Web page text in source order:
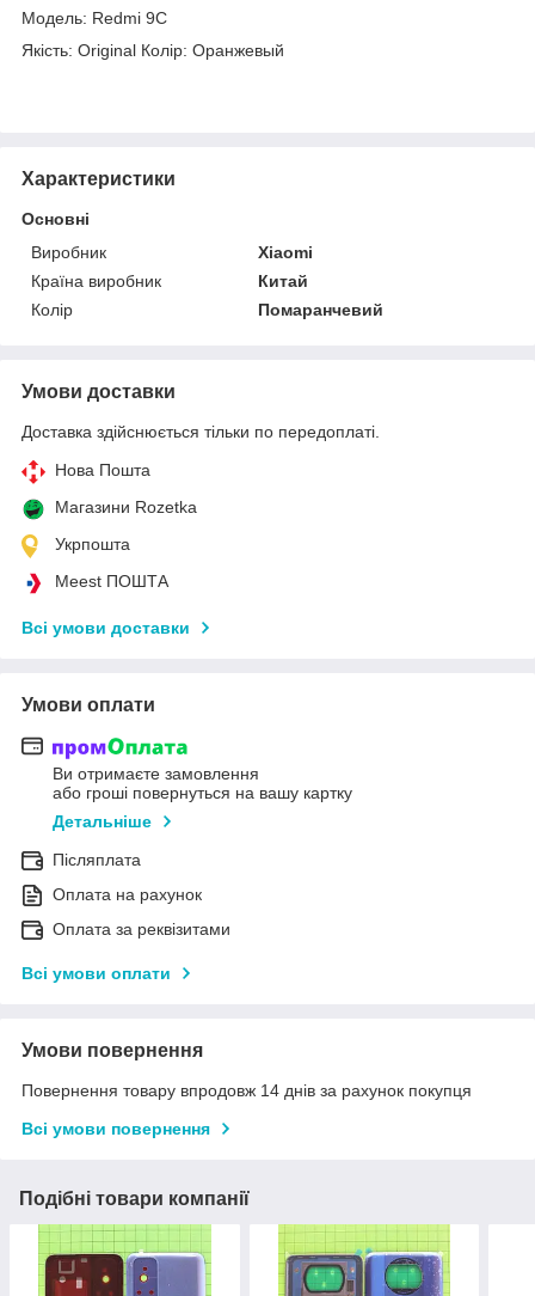
Модель: Redmi 9C
Якість: Original Колір: Оранжевый
Характеристики
Основні
Виробник
Xiaomi
Країна виробник
Китай
Колір
Помаранчевий
Умови доставки
Доставка здійснюється тільки по передоплаті.
Нова Пошта
Магазини Rozetka
Укрпошта
Meest ПОШТА
Всі умови доставки
Умови оплати
Ви отримаєте замовлення
або гроші повернуться на вашу картку
Детальніше
Післяплата
Оплата на рахунок
Оплата за реквізитами
Всі умови оплати
Умови повернення
Повернення товару впродовж 14 днів за рахунок покупця
Всі умови повернення
Подібні товари компанії